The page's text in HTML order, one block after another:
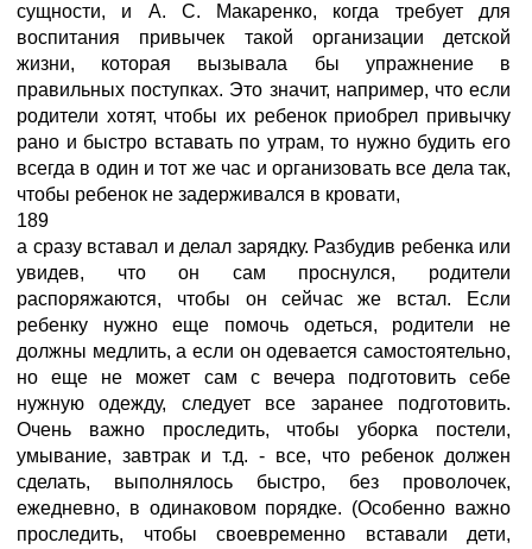
сущности, и А. С. Макаренко, когда требует для
воспитания привычек такой организации детской
жизни, которая вызывала бы упражнение в
правильных поступках. Это значит, например, что если
родители хотят, чтобы их ребенок приобрел привычку
рано и быстро вставать по утрам, то нужно будить его
всегда в один и тот же час и организовать все дела так,
чтобы ребенок не задерживался в кровати,
189
а сразу вставал и делал зарядку. Разбудив ребенка или
увидев, что он сам проснулся, родители
распоряжаются, чтобы он сейчас же встал. Если
ребенку нужно еще помочь одеться, родители не
должны медлить, а если он одевается самостоятельно,
но еще не может сам с вечера подготовить себе
нужную одежду, следует все заранее подготовить.
Очень важно проследить, чтобы уборка постели,
умывание, завтрак и т.д. - все, что ребенок должен
сделать, выполнялось быстро, без проволочек,
ежедневно, в одинаковом порядке. (Особенно важно
проследить, чтобы своевременно вставали дети,